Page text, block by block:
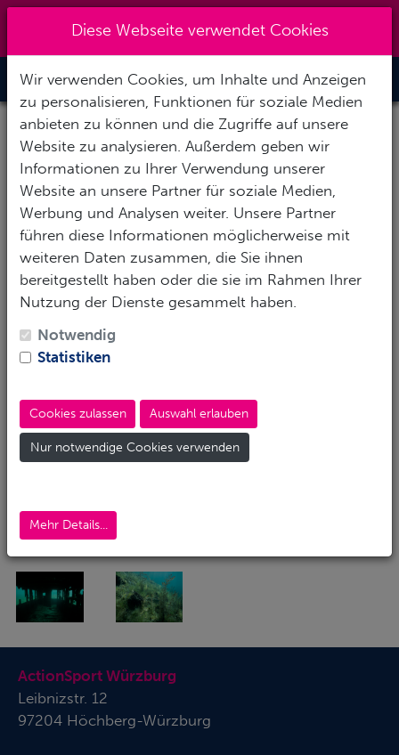
wuerzburg.de
Toggle
ActionSport Würzburg
Leibnizstr. 12
97204 Höchberg-Würzburg
Diese Webseite verwendet Cookies
Wir verwenden Cookies, um Inhalte und Anzeigen
zu personalisieren, Funktionen für soziale Medien
anbieten zu können und die Zugriffe auf unsere
Website zu analysieren. Außerdem geben wir
Informationen zu Ihrer Verwendung unserer
Website an unsere Partner für soziale Medien,
Werbung und Analysen weiter. Unsere Partner
führen diese Informationen möglicherweise mit
weiteren Daten zusammen, die Sie ihnen
bereitgestellt haben oder die sie im Rahmen Ihrer
Nutzung der Dienste gesammelt haben.
Notwendig
Statistiken
Cookies zulassen Auswahl erlauben
Nur notwendige Cookies verwenden
Mehr Details...